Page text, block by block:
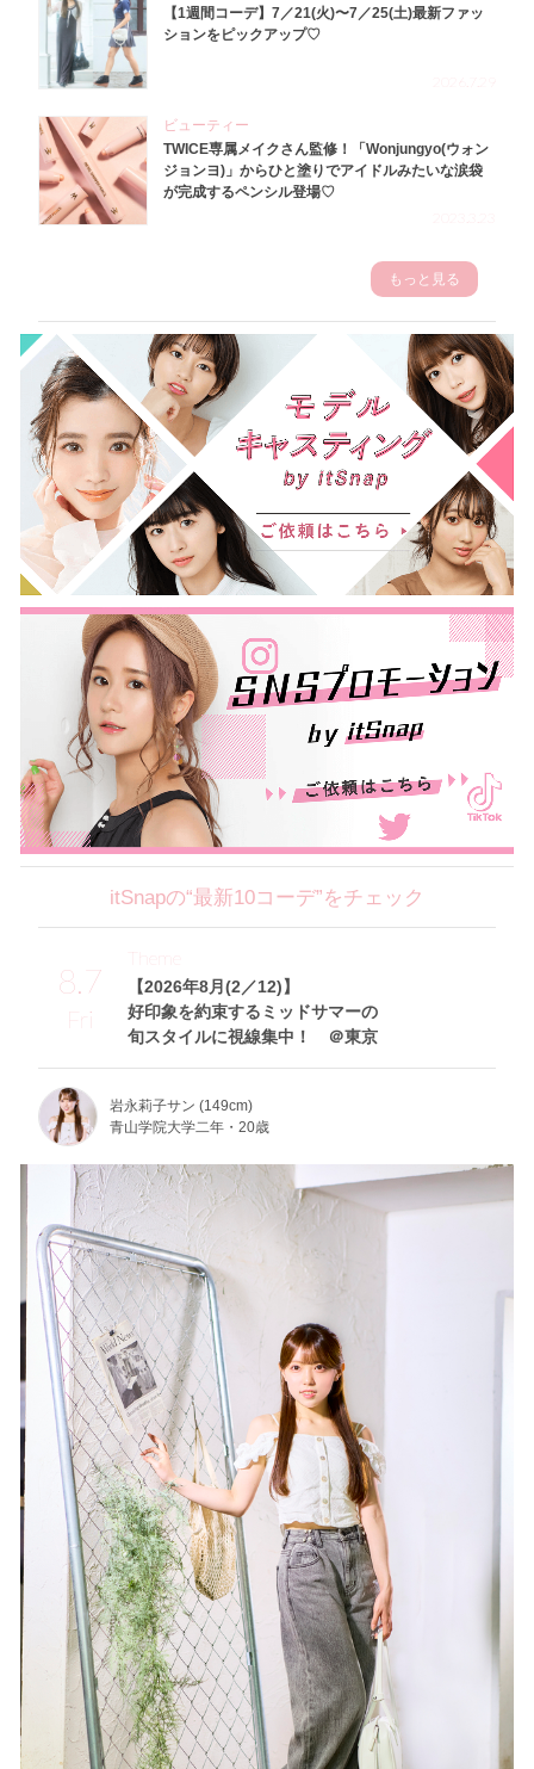
【1週間コーデ】7／21(火)〜7／25(土)最新ファッ
ションをピックアップ♡
ビューティー
TWICE専属メイクさん監修！「Wonjungyo(ウォン
ジョンヨ)」からひと塗りでアイドルみたいな涙袋
が完成するペンシル登場♡
もっと見る
itSnapの“最新10コーデ”をチェック
8.7
Fri
【2026年8月(2／12)】
好印象を約束するミッドサマーの
旬スタイルに視線集中！ ＠東京
Theme
岩永莉子サン (149cm)
青山学院大学二年・20歳